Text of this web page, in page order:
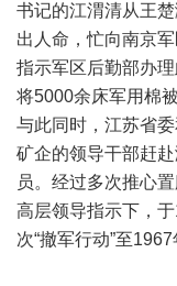
书记的江渭清从王
出人命，忙向南京
指示军区后勤部办
将5000余床军用棉
与此同时，江苏省
矿企的领导干部赶
员。经过多次推心
高层领导指示下，
次“撤军行动”至1967